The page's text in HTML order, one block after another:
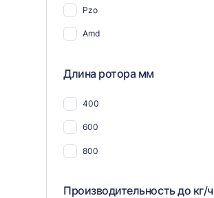
пластмассы
Для пнд
Pzo
Amd
Длина ротора мм
400
600
800
Производительность до кг/ч